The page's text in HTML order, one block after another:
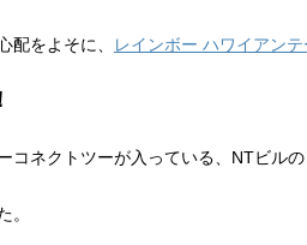
配をよそに、 レインボー ハワイアン
コネクトツーが入っている、NTビルの
。